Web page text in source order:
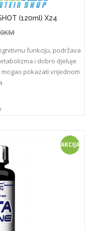
(120ml) X24
funkciju, podržava
i dobro djeluje
pokazati vrijednom
AKCIJA!